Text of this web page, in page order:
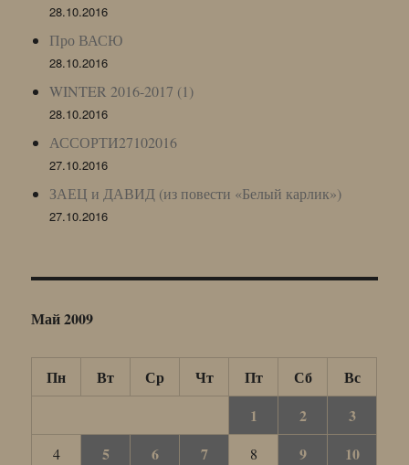
28.10.2016
Про ВАСЮ
28.10.2016
WINTER 2016-2017 (1)
28.10.2016
АССОРТИ27102016
27.10.2016
ЗАЕЦ и ДАВИД (из повести «Белый карлик»)
27.10.2016
Май 2009
Пн Вт Ср Чт Пт Сб
Вс
1
2 3
4 5 6 7 8 9
10